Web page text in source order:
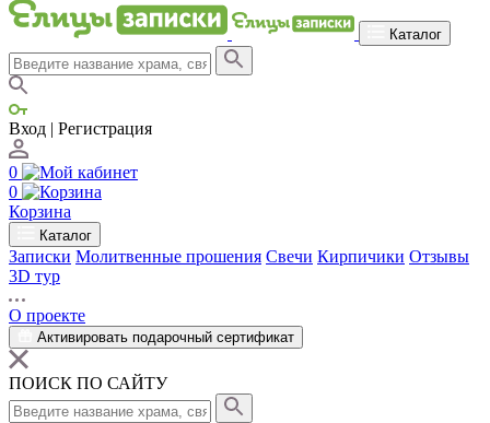
Каталог
Вход | Регистрация
0
0
Корзина
Каталог
Записки Молитвенные прошения Свечи Кирпичики Отзывы
3D тур
О проекте
Активировать подарочный сертификат
ПОИСК ПО САЙТУ